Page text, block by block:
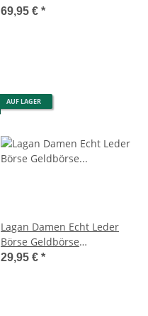
Braun
69,95 € *
AUF LAGER
Lagan Damen Echt Leder
Börse Geldbörse
Portemonnaie Geldbeutel
29,95 € *